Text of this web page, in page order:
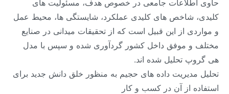
حاوی اطلاعات جامعی در خصوص هدف، مسئولیت های
کلیدی، شاخص های کلیدی عملکرد، شایستگی ها، محیط عمل
و مواردی از این قبیل است که از تحقیقات میدانی در صنایع
مختلف و موفق داخل کشور گردآوری شده و سپس با مدل
هی گروپ تحلیل شده اند.
تحلیل مدیریت داده های حجیم به منظور خلق دانش جدید برای
استفاده از آن در کسب و کار